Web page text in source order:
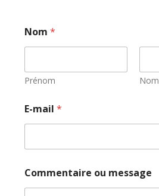
Nom *
Prénom Nom
E-mail *
Commentaire ou message